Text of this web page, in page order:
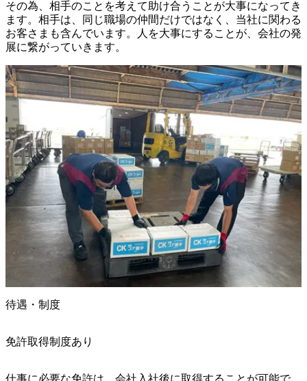
その為、相手のことを考えて助け合うことが大事になってき
ます。相手は、同じ職場の仲間だけではなく、当社に関わる
お客さまも含んでいます。人を大事にすることが、会社の発
展に繋がっていきます。
待遇・制度
免許取得制度あり
仕事に必要な免許は、会社入社後に取得することが可能で